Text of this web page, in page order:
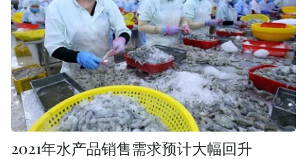
2021年水产品销售需求预计大幅回升